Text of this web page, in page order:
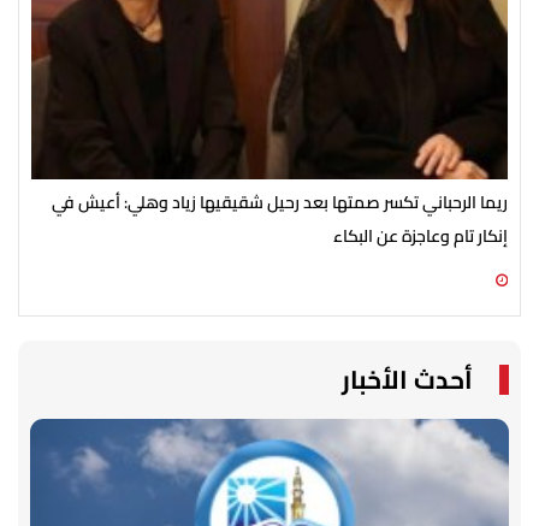
ريما الرحباني تكسر صمتها بعد رحيل شقيقيها زياد وهلي: أعيش في
إنكار تام وعاجزة عن البكاء
أحدث الأخبار